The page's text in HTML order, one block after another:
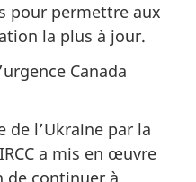
pour permettre aux
la plus à jour.
Canada
de l’Ukraine par la
a mis en œuvre